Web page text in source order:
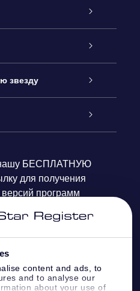
content and ads, to
and to analyse our
about your use of
Star Gift
звезду
страница Star Page
to the stars
нашу БЕСПЛАТНУЮ
для получения
программ